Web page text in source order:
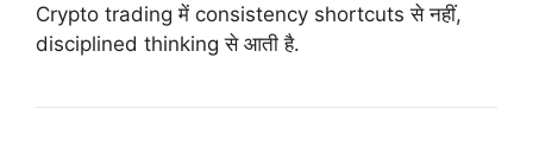
Crypto trading में consistency shortcuts से नहीं,
disciplined thinking से आती है.